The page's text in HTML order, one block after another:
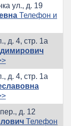
ул., д. 19
Телефон и
д. 4, стр. 1а
д. 4, стр. 1а
д. 12
Телефон